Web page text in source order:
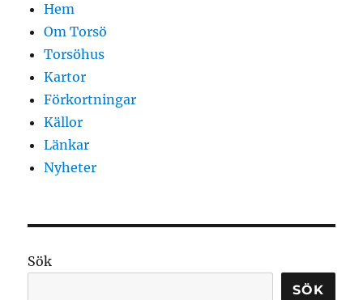
Hem
Om Torsö
Torsöhus
Kartor
Förkortningar
Källor
Länkar
Nyheter
Sök
SÖK